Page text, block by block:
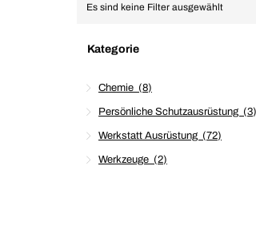
Es sind keine Filter ausgewählt
Kategorie
Chemie 8
Persönliche Schutzausrüstung 3
Werkstatt Ausrüstung 72
Werkzeuge 2